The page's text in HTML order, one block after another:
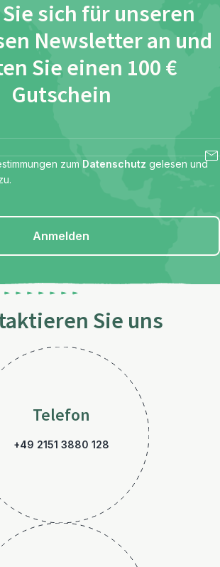
sich für unseren
Newsletter an und
Sie einen 100 €
Gutschein
zum Datenschutz gelesen und
Anmelden
Sie uns
Telefon
+49 2151 3880 128